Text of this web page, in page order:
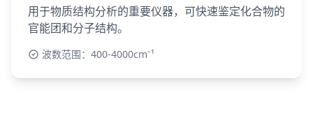
用于物质结构分析的重要仪器，可快速鉴定化合物的
官能团和分子结构。
波数范围：400-4000cm⁻¹